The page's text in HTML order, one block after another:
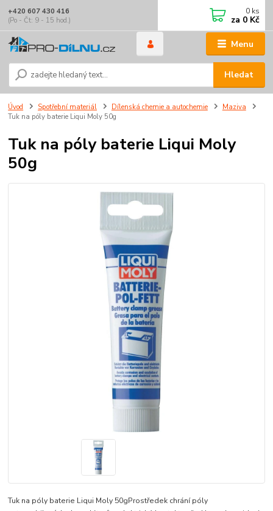
Menu
Hledat
+420 607 430 416
(Po - Čt: 9 - 15 hod.)
0 ks
za 0 Kč
Úvod Spotřební materiál Dílenská chemie a autochemie
Maziva
Tuk na póly baterie Liqui Moly 50g
Tuk na póly baterie Liqui Moly
50g
Tuk na póly baterie Liqui Moly 50gProstředek chrání póly